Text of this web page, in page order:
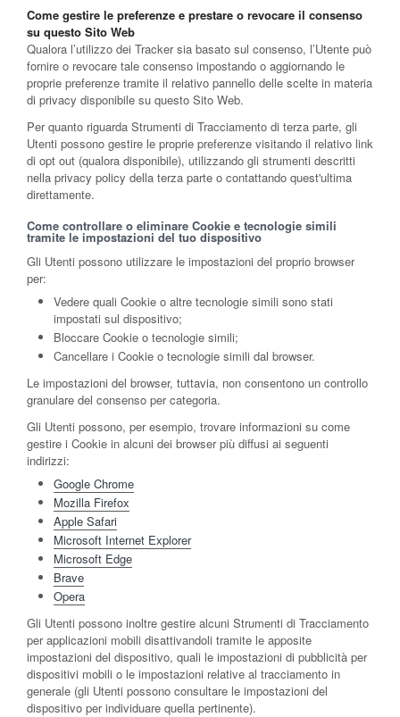
Come gestire le preferenze e prestare o revocare il consenso
su questo Sito Web
Qualora l’utilizzo dei Tracker sia basato sul consenso, l’Utente può
fornire o revocare tale consenso impostando o aggiornando le
proprie preferenze tramite il relativo pannello delle scelte in materia
di privacy disponibile su questo Sito Web.
Per quanto riguarda Strumenti di Tracciamento di terza parte, gli
Utenti possono gestire le proprie preferenze visitando il relativo link
di opt out (qualora disponibile), utilizzando gli strumenti descritti
nella privacy policy della terza parte o contattando quest'ultima
direttamente.
Come controllare o eliminare Cookie e tecnologie simili
tramite le impostazioni del tuo dispositivo
Gli Utenti possono utilizzare le impostazioni del proprio browser
per:
Vedere quali Cookie o altre tecnologie simili sono stati
impostati sul dispositivo;
Bloccare Cookie o tecnologie simili;
Cancellare i Cookie o tecnologie simili dal browser.
Le impostazioni del browser, tuttavia, non consentono un controllo
granulare del consenso per categoria.
Gli Utenti possono, per esempio, trovare informazioni su come
gestire i Cookie in alcuni dei browser più diffusi ai seguenti
indirizzi:
Google Chrome
Mozilla Firefox
Apple Safari
Microsoft Internet Explorer
Microsoft Edge
Brave
Opera
Gli Utenti possono inoltre gestire alcuni Strumenti di Tracciamento
per applicazioni mobili disattivandoli tramite le apposite
impostazioni del dispositivo, quali le impostazioni di pubblicità per
dispositivi mobili o le impostazioni relative al tracciamento in
generale (gli Utenti possono consultare le impostazioni del
dispositivo per individuare quella pertinente).